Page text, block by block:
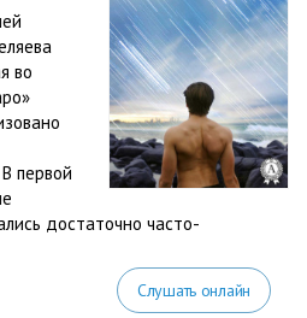
во
первой
достаточно часто-
Слушать онлайн